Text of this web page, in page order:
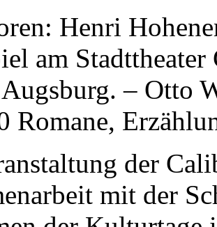
Henri
am
– Otto
Romane,
der
mit der